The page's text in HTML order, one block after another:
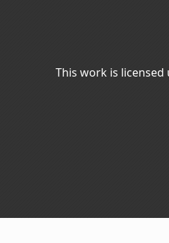
This work is licensed